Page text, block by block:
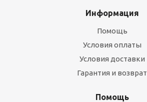
Информация
Помощь
Условия оплаты
Условия доставки
Гарантия и возврат
Помощь